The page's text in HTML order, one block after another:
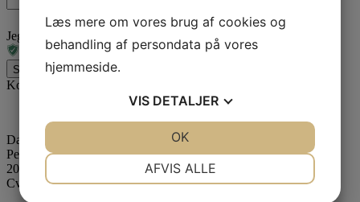
Jeg er ikke en robot
Send besked
Kontaktinformation
Dansk Erhvervscenter ApS // Dansk Ejendoms-Center ApS
Peter Bangs Vej 121
2000 Frederiksberg
Cvr: 39075490
Læs mere om vores brug af cookies og
behandling af persondata på vores
hjemmeside.
VIS DETALJER
AFVIS ALLE
OK